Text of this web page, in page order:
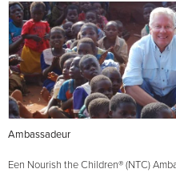
Ambassadeur
Een Nourish the Children® (NTC)